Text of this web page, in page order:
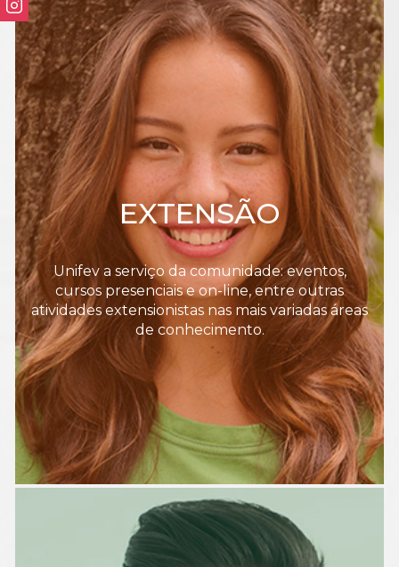
EXTENSÃO
Unifev a serviço da comunidade: eventos,
cursos presenciais e on-line, entre outras
atividades extensionistas nas mais variadas áreas
de conhecimento.